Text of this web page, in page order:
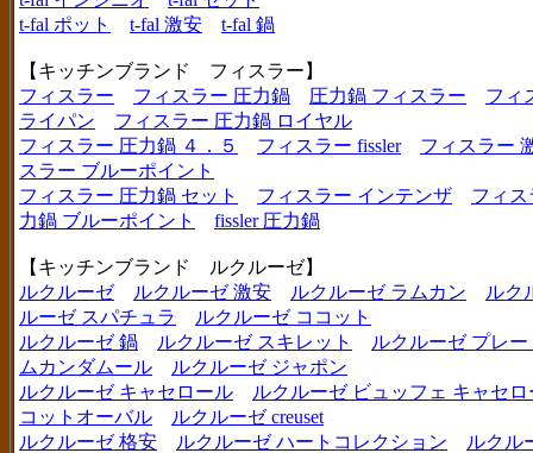
t-fal ポット
t-fal 激安 t-fal 鍋
【キッチンブランド フィスラー】
フィスラー
フィスラー 圧力鍋 圧力鍋 フィスラー
フィ
ライパン
フィスラー 圧力鍋 ロイヤル
フィスラー 圧力鍋 ４．５
フィスラー fissler
フィスラー
スラー ブルーポイント
フィスラー 圧力鍋 セット
フィスラー インテンザ
フィ
力鍋 ブルーポイント
fissler 圧力鍋
【キッチンブランド ルクルーゼ】
ルクルーゼ
ルクルーゼ 激安 ルクルーゼ ラムカン
ルク
ルーゼ スパチュラ
ルクルーゼ ココット
ルクルーゼ 鍋
ルクルーゼ スキレット
ルクルーゼ プレ
ムカンダムール
ルクルーゼ ジャポン
ルクルーゼ キャセロール
ルクルーゼ ビュッフェ キャセロ
コットオーバル
ルクルーゼ creuset
ルクルーゼ 格安
ルクルーゼ ハートコレクション
ルクル